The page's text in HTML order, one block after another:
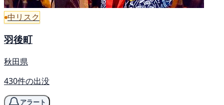
中リスク
羽後町
秋田県
430件の出没
アラート